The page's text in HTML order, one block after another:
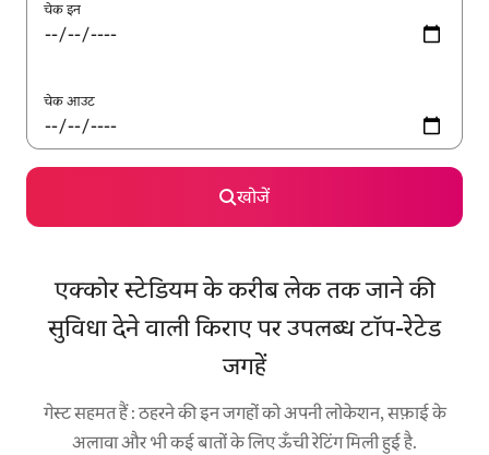
चेक इन
चेक आउट
खोजें
एक्कोर स्टेडियम के करीब लेक तक जाने की
सुविधा देने वाली किराए पर उपलब्ध टॉप-रेटेड
जगहें
गेस्ट सहमत हैं : ठहरने की इन जगहों को अपनी लोकेशन, सफ़ाई के
अलावा और भी कई बातों के लिए ऊँची रेटिंग मिली हुई है.